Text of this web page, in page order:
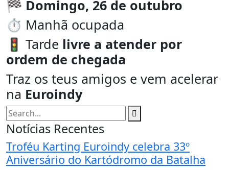
🏁 Domingo, 26 de outubro
⏱️ Manhã ocupada
🚦 Tarde livre a atender por
ordem de chegada
Traz os teus amigos e vem acelerar
na Euroindy
Notícias Recentes
Troféu Karting Euroindy celebra 33º
Aniversário do Kartódromo da Batalha